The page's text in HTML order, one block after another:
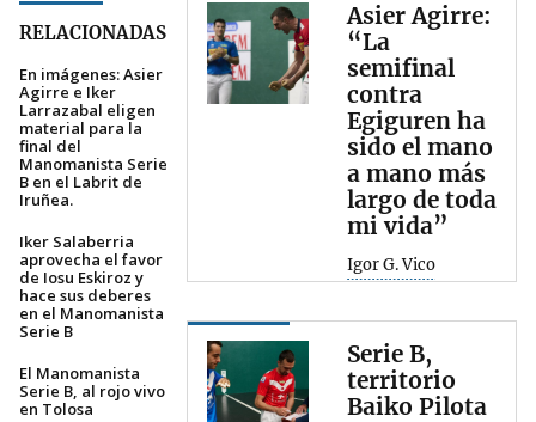
RELACIONADAS
En imágenes: Asier
Agirre e Iker
Larrazabal eligen
material para la
final del
Manomanista Serie
B en el Labrit de
Iruñea.
Iker Salaberria
aprovecha el favor
de Iosu Eskiroz y
hace sus deberes
en el Manomanista
Serie B
El Manomanista
Serie B, al rojo vivo
en Tolosa
Asier Agirre:
“La
semifinal
contra
Egiguren ha
sido el mano
a mano más
largo de toda
mi vida”
Igor G. Vico
Serie B,
territorio
Baiko Pilota